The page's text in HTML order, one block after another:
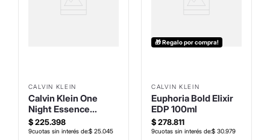
CALVIN KLEIN
Calvin Klein One
Night Essence
Parfum 100ml
$ 225.398
9cuotas sin interés de:$ 25.045
🎁 Regalo por compra!
CALVIN KLEIN
Euphoria Bold Elixir
EDP 100ml
$278.811
9cuotas sin interés de:$ 30979